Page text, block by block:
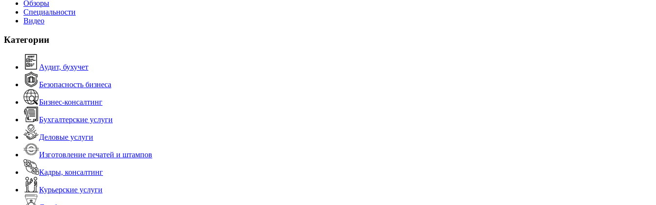
Обзоры
Специальности
Видео
Категории
Аудит, бухучет
Безопасность бизнеса
Бизнес-консалтинг
Бухгалтерские услуги
Деловые услуги
Изготовление печатей и штампов
Кадры, консалтинг
Курьерские услуги